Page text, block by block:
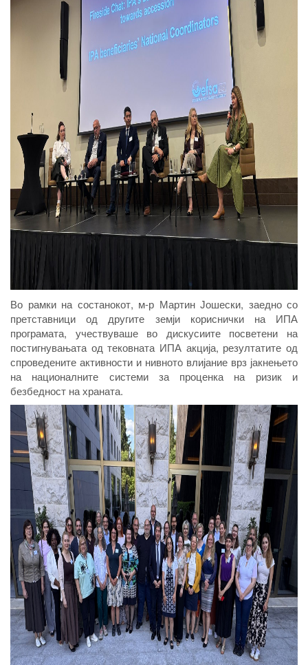
Во рамки на состанокот, м-р Мартин Јошески, заедно со
претставници од другите земји кориснички на ИПА
програмата, учествуваше во дискусиите посветени на
постигнувањата од тековната ИПА акција, резултатите од
спроведените активности и нивното влијание врз јакнењето
на националните системи за проценка на ризик и
безбедност на храната.